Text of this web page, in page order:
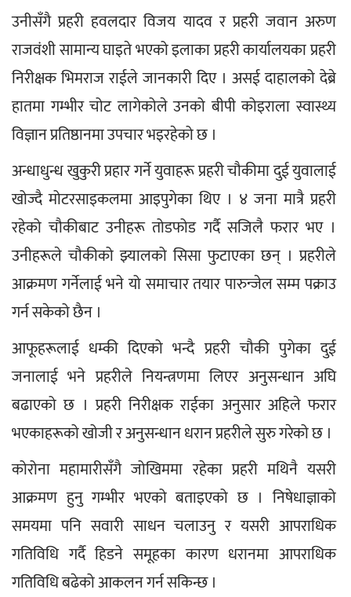
उनीसँगै प्रहरी हवलदार विजय यादव र प्रहरी जवान अरुण
राजवंशी सामान्य घाइते भएको इलाका प्रहरी कार्यालयका प्रहरी
निरीक्षक भिमराज राईले जानकारी दिए । असई दाहालको देब्रे
हातमा गम्भीर चोट लागेकोले उनको बीपी कोइराला स्वास्थ्य
विज्ञान प्रतिष्ठानमा उपचार भइरहेको छ ।
अन्धाधुन्ध खुकुरी प्रहार गर्ने युवाहरू प्रहरी चौकीमा दुई युवालाई
खोज्दै मोटरसाइकलमा आइपुगेका थिए । ४ जना मात्रै प्रहरी
रहेको चौकीबाट उनीहरू तोडफोड गर्दै सजिलै फरार भए ।
उनीहरूले चौकीको झ्यालको सिसा फुटाएका छन् । प्रहरीले
आक्रमण गर्नेलाई भने यो समाचार तयार पारुन्जेल सम्म पक्राउ
गर्न सकेको छैन ।
आफूहरूलाई धम्की दिएको भन्दै प्रहरी चौकी पुगेका दुई
जनालाई भने प्रहरीले नियन्त्रणमा लिएर अनुसन्धान अघि
बढाएको छ । प्रहरी निरीक्षक राईका अनुसार अहिले फरार
भएकाहरूको खोजी र अनुसन्धान धरान प्रहरीले सुरु गरेको छ ।
कोरोना महामारीसँगै जोखिममा रहेका प्रहरी मथिनै यसरी
आक्रमण हुनु गम्भीर भएको बताइएको छ । निषेधाज्ञाको
समयमा पनि सवारी साधन चलाउनु र यसरी आपराधिक
गतिविधि गर्दै हिडने समूहका कारण धरानमा आपराधिक
गतिविधि बढेको आकलन गर्न सकिन्छ ।